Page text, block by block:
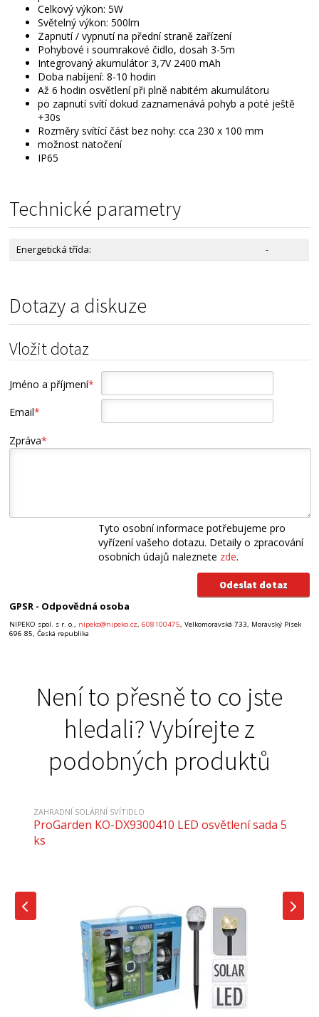
Celkový výkon: 5W
Světelný výkon: 500lm
Zapnutí / vypnutí na přední straně zařízení
Pohybové i soumrakové čidlo, dosah 3-5m
Integrovaný akumulátor 3,7V 2400 mAh
Doba nabíjení: 8-10 hodin
Až 6 hodin osvětlení při plně nabitém akumulátoru
po zapnutí svítí dokud zaznamenává pohyb a poté ještě
+30s
Rozměry svítící část bez nohy: cca 230 x 100 mm
možnost natočení
IP65
Technické parametry
Energetická třída: -
Dotazy a diskuze
Vložit dotaz
Jméno a příjmení*
Email*
Zpráva*
Tyto osobní informace potřebujeme pro
vyřízení vašeho dotazu. Detaily o zpracování
osobních údajů naleznete zde.
GPSR - Odpovědná osoba
NIPEKO spol. s r. o., nipeko@nipeko.cz,608100475, Velkomoravská 733, Moravský Písek
696 85, Česká republika
Není to přesně to co jste
hledali? Vybírejte z
podobných produktů
ZAHRADNÍ SOLÁRNÍ SVÍTIDLO
ProGarden KO-DX9300410 LED osvětlení sada 5
ks